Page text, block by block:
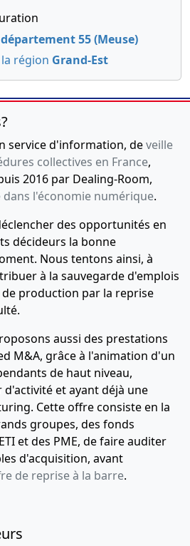
département 55 (Meuse)
région Grand-Est
service d'information, deveille
collectives en France,
2016 par Dealing-Room,
l'économie numérique.
des opportunités en
décideurs la bonne
Nous tentons ainsi, à
à la sauvegarde d'emplois
production par la reprise
aussi des prestations
M&A, grâce à l'animation d'un
de haut niveau,
d'activité et ayant déjà une
Cette offre consiste en la
groupes, des fonds
et des PME, de faire auditer
d'acquisition, avant
de reprise à la barre.